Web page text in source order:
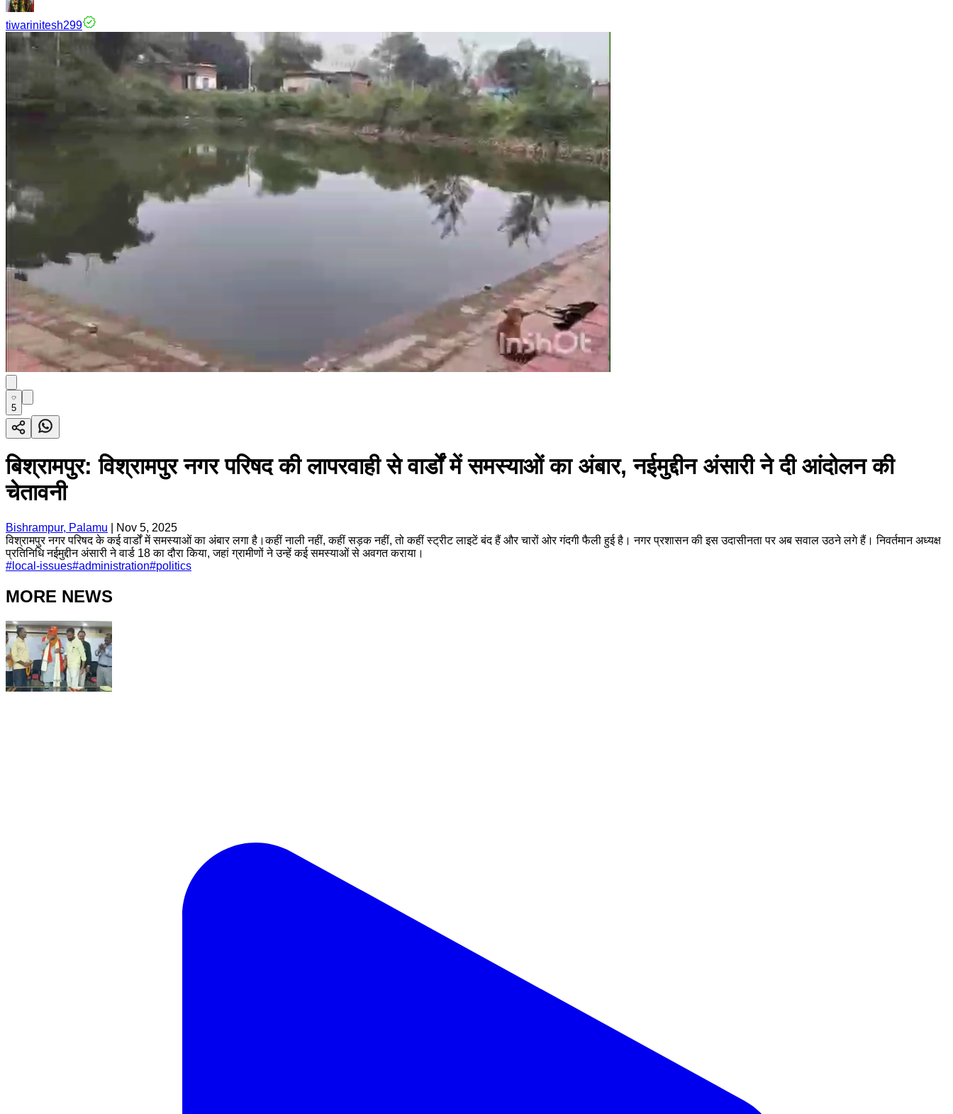
tiwarinitesh299
5
बिश्रामपुर: विश्रामपुर नगर परिषद की लापरवाही से वार्डों में समस्याओं का अंबार, नईमुद्दीन अंसारी ने दी आंदोलन की
चेतावनी
Bishrampur, Palamu
Nov 5, 2025
विश्रामपुर नगर परिषद के कई वार्डों में समस्याओं का अंबार लगा है।कहीं नाली नहीं, कहीं सड़क नहीं, तो कहीं स्ट्रीट लाइटें बंद हैं और चारों ओर गंदगी फैली हुई है। नगर प्रशासन की इस उदासीनता पर अब सवाल उठने लगे हैं। निवर्तमान अध्यक्ष
प्रतिनिधि नईमुद्दीन अंसारी ने वार्ड 18 का दौरा किया, जहां ग्रामीणों ने उन्हें कई समस्याओं से अवगत कराया।
# local-issues#administration#politics
MORE NEWS